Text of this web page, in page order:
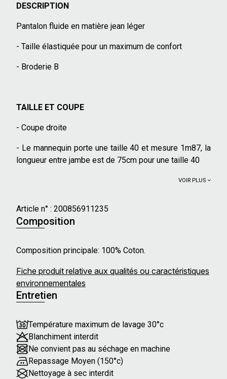
DESCRIPTION
Pantalon fluide en matière jean léger
- Taille élastiquée pour un maximum de confort
- Broderie B
TAILLE ET COUPE
- Coupe droite
- Le mannequin porte une taille 40 et mesure 1m87, la
longueur entre jambe est de 75cm pour une taille 40
VOIR PLUS
Article n° : 200856911235
Composition
Composition principale: 100% Coton.
Fiche produit relative aux qualités ou caractéristiques
environnementales
Entretien
Température maximum de lavage 30°c
Blanchiment interdit
Ne convient pas au séchage en machine
Repassage Moyen (150°c)
Nettoyage à sec interdit